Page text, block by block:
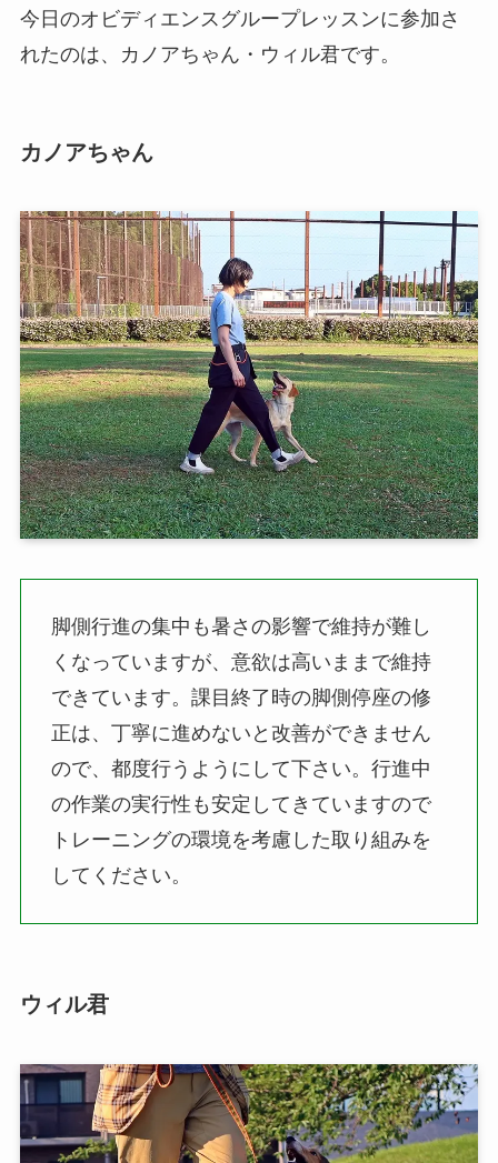
今日のオビディエンスグループレッスンに参加さ
れたのは、カノアちゃん・ウィル君です。
カノアちゃん
脚側行進の集中も暑さの影響で維持が難し
くなっていますが、意欲は高いままで維持
できています。課目終了時の脚側停座の修
正は、丁寧に進めないと改善ができません
ので、都度行うようにして下さい。行進中
の作業の実行性も安定してきていますので
トレーニングの環境を考慮した取り組みを
してください。
ウィル君